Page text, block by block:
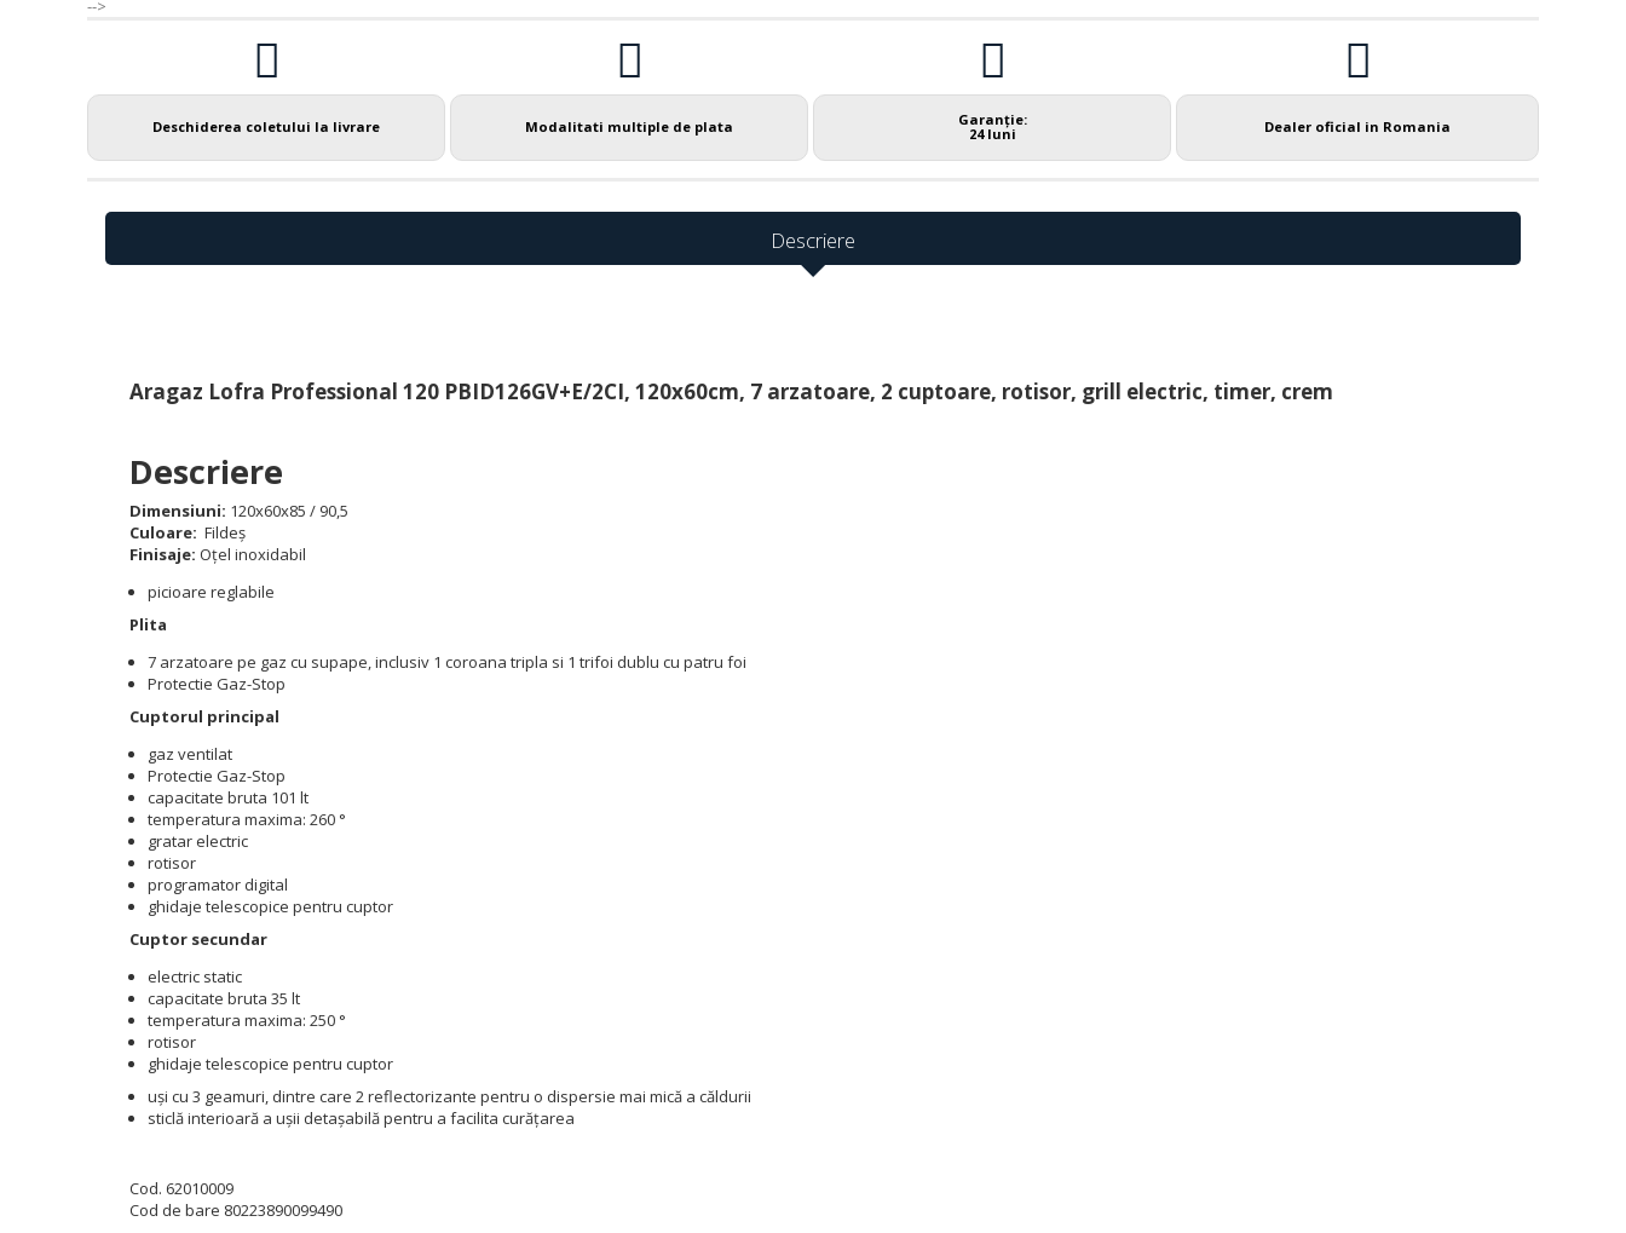
-->
Deschiderea coletului la livrare Modalitati multiple de plata
Garanție:
24 luni
Dealer oficial in Romania
Descriere
Aragaz Lofra Professional 120 PBID126GV+E/2CI, 120x60cm, 7 arzatoare, 2 cuptoare, rotisor, grill electric, timer, crem
Descriere
Dimensiuni: 120x60x85 / 90,5
Culoare: Fildeș
Finisaje: Oțel inoxidabil
picioare reglabile
Plita
7 arzatoare pe gaz cu supape, inclusiv 1 coroana tripla si 1 trifoi dublu cu patru foi
Protectie Gaz-Stop
Cuptorul principal
gaz ventilat
Protectie Gaz-Stop
capacitate bruta 101 lt
temperatura maxima: 260 °
gratar electric
rotisor
programator digital
ghidaje telescopice pentru cuptor
Cuptor secundar
electric static
capacitate bruta 35 lt
temperatura maxima: 250 °
rotisor
ghidaje telescopice pentru cuptor
uși cu 3 geamuri, dintre care 2 reflectorizante pentru o dispersie mai mică a căldurii
sticlă interioară a ușii detașabilă pentru a facilita curățarea
Cod. 62010009
Cod de bare 80223890099490